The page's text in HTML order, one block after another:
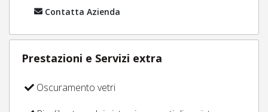
Contatta Azienda
Prestazioni e Servizi extra
Oscuramento vetri